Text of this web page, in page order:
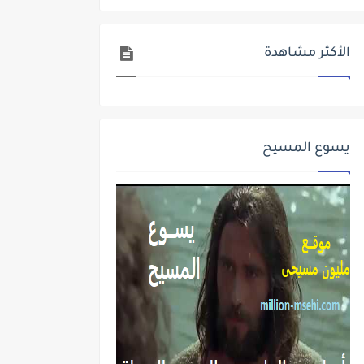
الأكثر مشاهدة
يسوع المسيح